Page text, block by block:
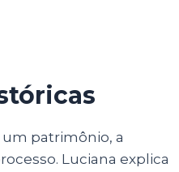
patrimônio, a
Luciana explica